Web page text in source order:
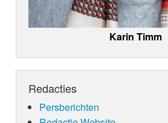
Karin Timm
Redacties
Persberichten